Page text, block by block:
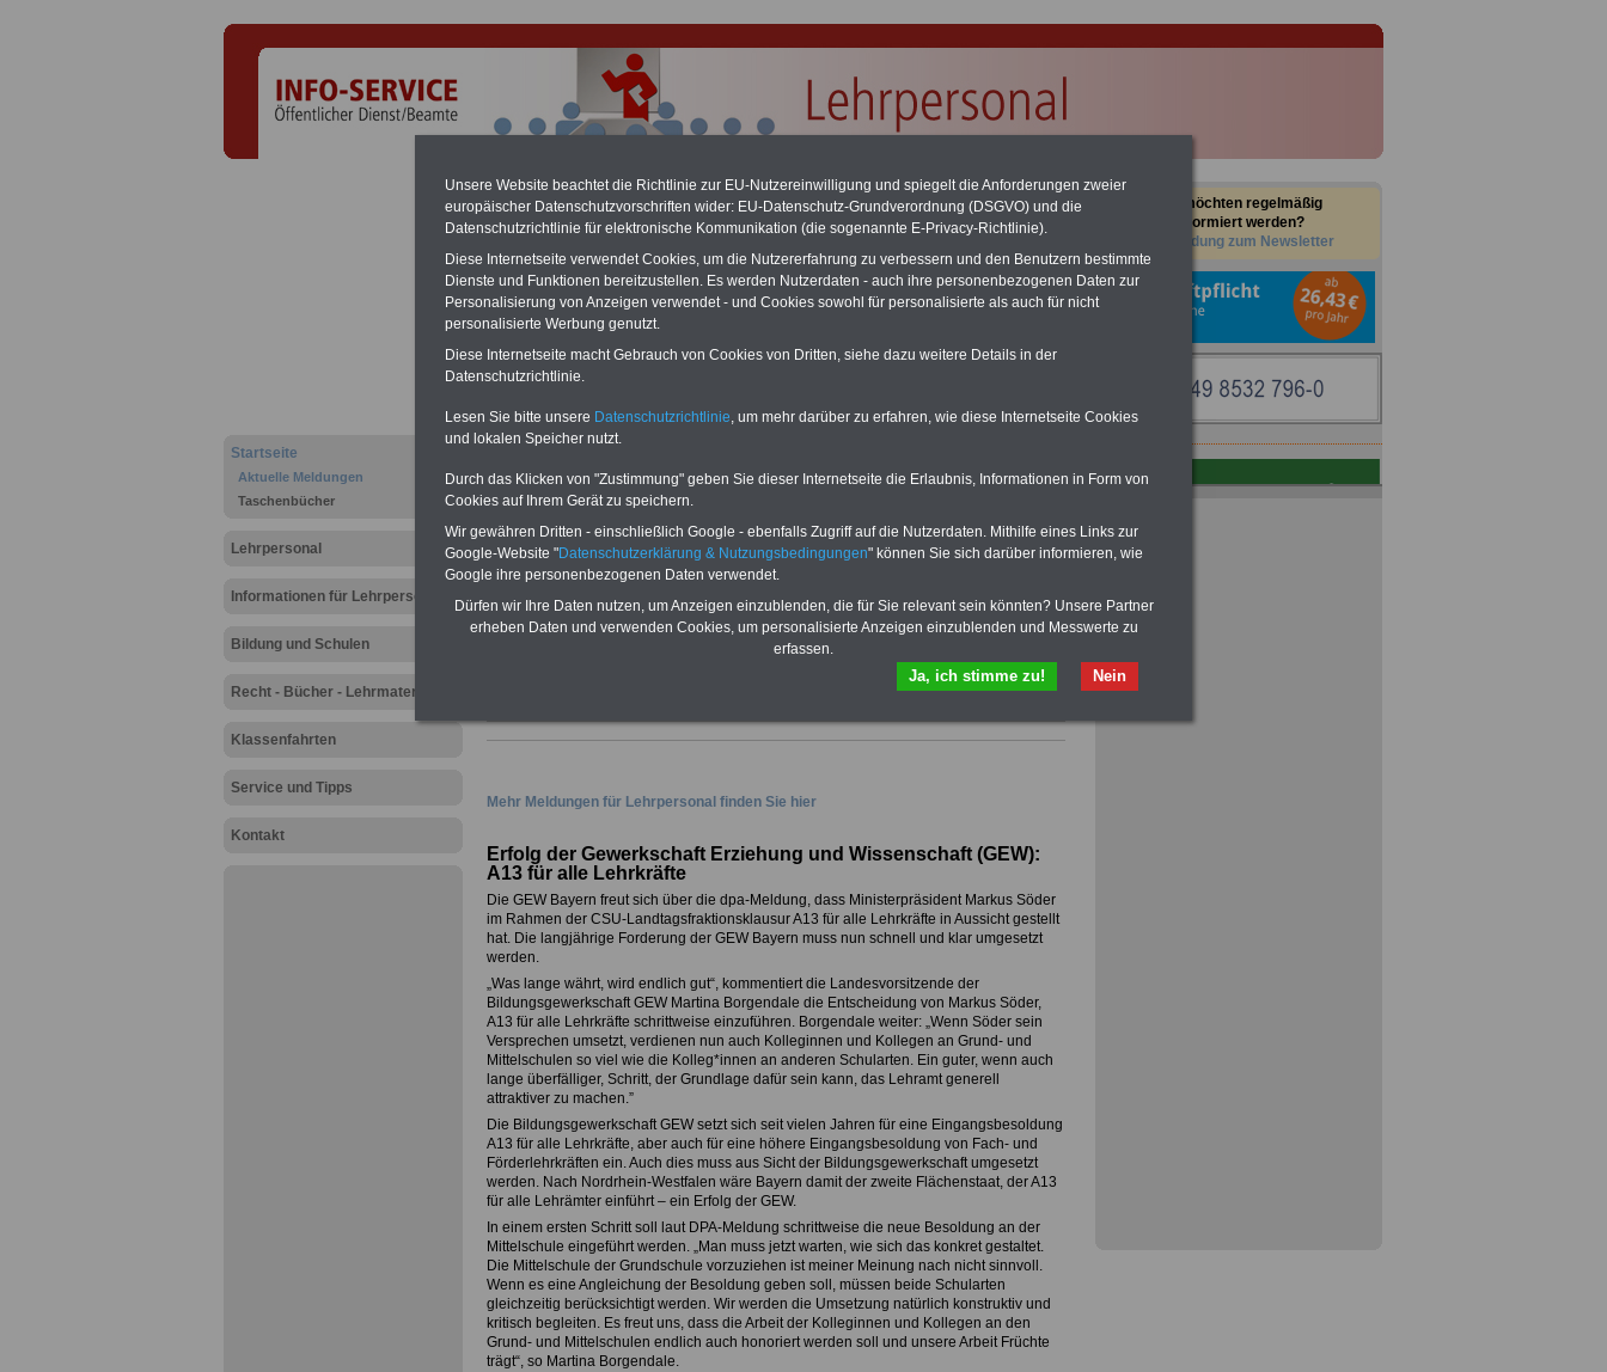
Startseite
Aktuelle Meldungen
Taschenbücher
Lehrpersonal
Informationen für Lehrpersonal
Bildung und Schulen
Recht - Bücher - Lehrmaterial
Klassenfahrten
Service und Tipps
Kontakt
Lehrpersonal: Erfolg der Gewerkschaft Erziehung und
Wissenschaft (GEW) - A13 für alle Lehrkräfte
.>>>Neu aufgelegt im März 2025
Zum Komplettpreis von nur
zu den wichtigsten Fragen
auf dem Laufenden (u.a.
lehrpersonal.de). Im Portal
herunterladen, lesen und
ausdrucken, u.a. auch das
03/2025 -eBook zum
Nebentätigkeits-recht
Mehr Meldungen für Lehrpersonal finden Sie hier
Erfolg der Gewerkschaft Erziehung und Wissenschaft (GEW):
A13 für alle Lehrkräfte
Die GEW Bayern freut sich über die dpa-Meldung, dass Ministerpräsident Markus Söder
im Rahmen der CSU-Landtagsfraktionsklausur A13 für alle Lehrkräfte in Aussicht gestellt
hat. Die langjährige Forderung der GEW Bayern muss nun schnell und klar umgesetzt
werden.
„Was lange währt, wird endlich gut“, kommentiert die Landesvorsitzende der
Bildungsgewerkschaft GEW Martina Borgendale die Entscheidung von Markus Söder,
A13 für alle Lehrkräfte schrittweise einzuführen. Borgendale weiter: „Wenn Söder sein
Versprechen umsetzt, verdienen nun auch Kolleginnen und Kollegen an Grund- und
Mittelschulen so viel wie die Kolleg*innen an anderen Schularten. Ein guter, wenn auch
lange überfälliger, Schritt, der Grundlage dafür sein kann, das Lehramt generell
attraktiver zu machen.”
Die Bildungsgewerkschaft GEW setzt sich seit vielen Jahren für eine Eingangsbesoldung
A13 für alle Lehrkräfte, aber auch für eine höhere Eingangsbesoldung von Fach- und
Förderlehrkräften ein. Auch dies muss aus Sicht der Bildungsgewerkschaft umgesetzt
werden. Nach Nordrhein-Westfalen wäre Bayern damit der zweite Flächenstaat, der A13
für alle Lehrämter einführt – ein Erfolg der GEW.
In einem ersten Schritt soll laut DPA-Meldung schrittweise die neue Besoldung an der
Mittelschule eingeführt werden. „Man muss jetzt warten, wie sich das konkret gestaltet.
Die Mittelschule der Grundschule vorzuziehen ist meiner Meinung nach nicht sinnvoll.
Wenn es eine Angleichung der Besoldung geben soll, müssen beide Schularten
gleichzeitig berücksichtigt werden. Wir werden die Umsetzung natürlich konstruktiv und
kritisch begleiten. Es freut uns, dass die Arbeit der Kolleginnen und Kollegen an den
Grund- und Mittelschulen endlich auch honoriert werden soll und unsere Arbeit Früchte
trägt“, so Martina Borgendale.
Sie möchten regelmäßig
informiert werden?
Anmeldung zum Newsletter
Unsere Website beachtet die Richtlinie zur EU-Nutzereinwilligung und spiegelt die Anforderungen zweier
europäischer Datenschutzvorschriften wider: EU-Datenschutz-Grundverordnung (DSGVO) und die
Datenschutzrichtlinie für elektronische Kommunikation (die sogenannte E-Privacy-Richtlinie).
Diese Internetseite verwendet Cookies, um die Nutzererfahrung zu verbessern und den Benutzern bestimmte
Dienste und Funktionen bereitzustellen. Es werden Nutzerdaten - auch ihre personenbezogenen Daten zur
Personalisierung von Anzeigen verwendet - und Cookies sowohl für personalisierte als auch für nicht
personalisierte Werbung genutzt.
Diese Internetseite macht Gebrauch von Cookies von Dritten, siehe dazu weitere Details in der
Datenschutzrichtlinie.
Lesen Sie bitte unsere Datenschutzrichtlinie, um mehr darüber zu erfahren, wie diese Internetseite Cookies
und lokalen Speicher nutzt.
Durch das Klicken von "Zustimmung" geben Sie dieser Internetseite die Erlaubnis, Informationen in Form von
Cookies auf Ihrem Gerät zu speichern.
Wir gewähren Dritten - einschließlich Google - ebenfalls Zugriff auf die Nutzerdaten. Mithilfe eines Links zur
Google-Website "Datenschutzerklärung & Nutzungsbedingungen" können Sie sich darüber informieren, wie
Google ihre personenbezogenen Daten verwendet.
Dürfen wir Ihre Daten nutzen, um Anzeigen einzublenden, die für Sie relevant sein könnten? Unsere Partner
erheben Daten und verwenden Cookies, um personalisierte Anzeigen einzublenden und Messwerte zu
erfassen.
Nein
Ja, ich stimme zu!